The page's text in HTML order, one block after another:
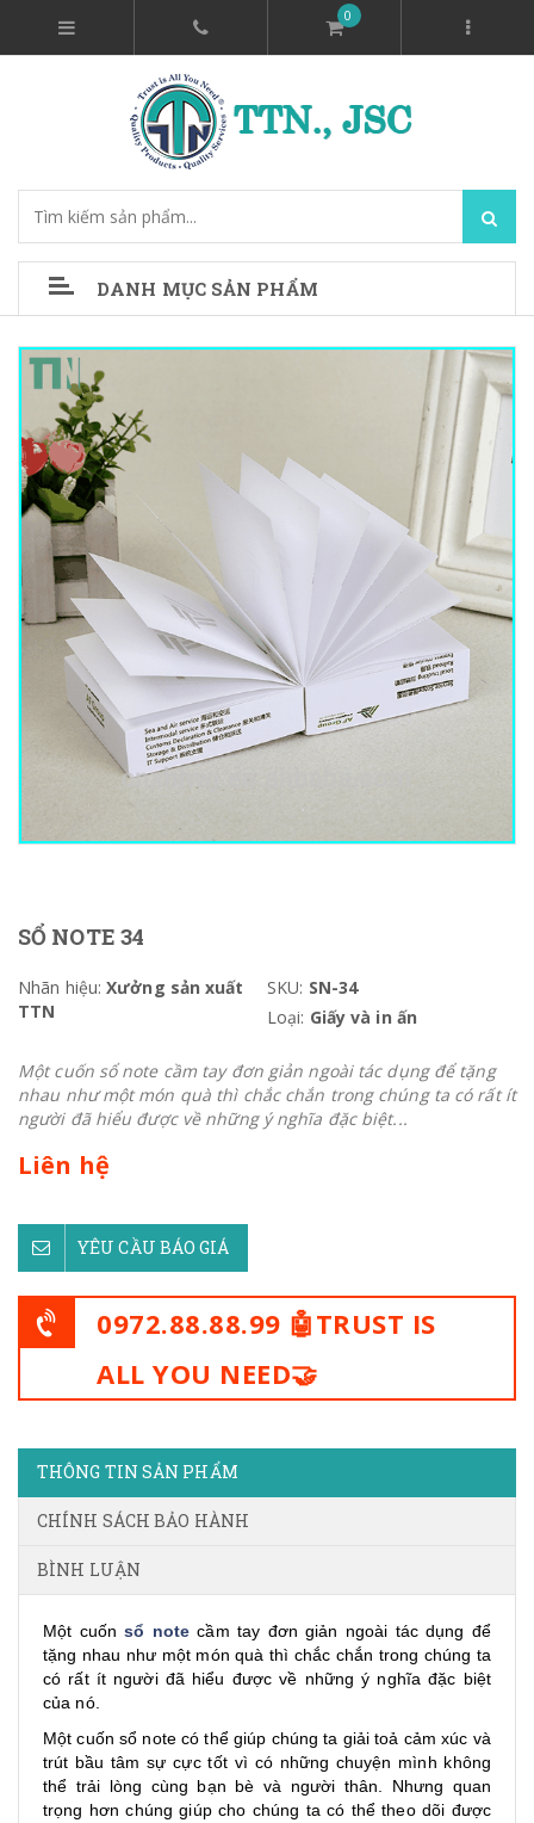
0
DANH MỤC SẢN PHẨM
SỔ NOTE 34
Nhãn hiệu: Xưởng sản xuất
TTN
SKU: SN-34
Loại: Giấy và in ấn
Một cuốn sổ note cầm tay đơn giản ngoài tác dụng để tặng
nhau như một món quà thì chắc chắn trong chúng ta có rất ít
người đã hiểu được về những ý nghĩa đặc biệt...
Liên hệ
YÊU CẦU BÁO GIÁ
0972.88.88.99 🤖TRUST IS
ALL YOU NEED🤝
THÔNG TIN SẢN PHẨM
CHÍNH SÁCH BẢO HÀNH
BÌNH LUẬN
Một cuốnsổ note cầm tay đơn giản ngoài tác dụng để
tặng nhau như một món quà thì chắc chắn trong chúng ta
có rất ít người đã hiểu được về những ý nghĩa đặc biệt
của nó.
Một cuốn sổ note có thể giúp chúng ta giải toả cảm xúc và
trút bầu tâm sự cực tốt vì có những chuyện mình không
thể trải lòng cùng bạn bè và người thân. Nhưng quan
trọng hơn chúng giúp cho chúng ta có thể theo dõi được